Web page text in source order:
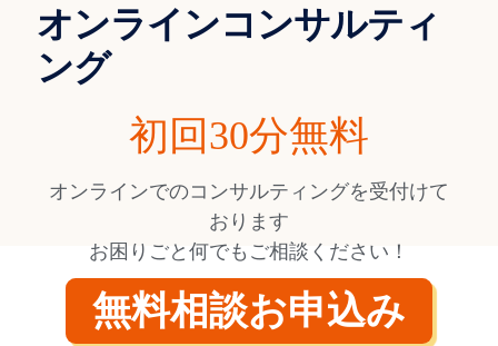
オンラインコンサルティ
ング
初回30分無料
オンラインでのコンサルティングを受付けて
おります
お困りごと何でもご相談ください！
無料相談お申込み